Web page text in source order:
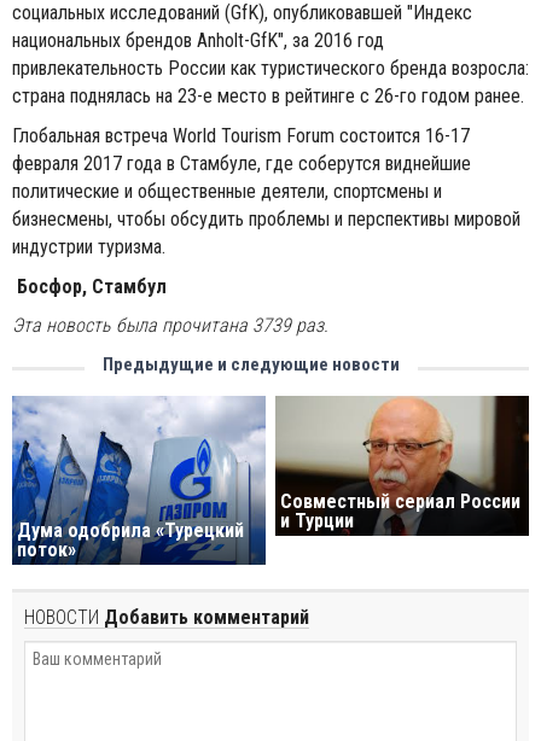
социальных исследований (GfK), опубликовавшей "Индекс
национальных брендов Anholt-GfK", за 2016 год
привлекательность России как туристического бренда возросла:
страна поднялась на 23-е место в рейтинге с 26-го годом ранее.
Глобальная встреча World Tourism Forum состоится 16-17
февраля 2017 года в Стамбуле, где соберутся виднейшие
политические и общественные деятели, спортсмены и
бизнесмены, чтобы обсудить проблемы и перспективы мировой
индустрии туризма.
Босфор, Стамбул
Эта новость была прочитана 3739 раз.
Предыдущие и следующие новости
Дума одобрила «Турецкий
поток»
Совместный сериал России
и Турции
НОВОСТИ Добавить комментарий